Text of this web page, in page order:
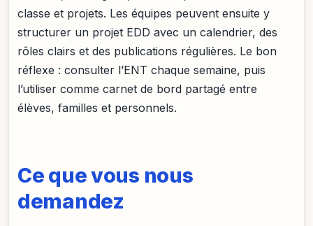
classe et projets. Les équipes peuvent ensuite y
structurer un projet EDD avec un calendrier, des
rôles clairs et des publications régulières. Le bon
réflexe : consulter l’ENT chaque semaine, puis
l’utiliser comme carnet de bord partagé entre
élèves, familles et personnels.
Ce que vous nous
demandez